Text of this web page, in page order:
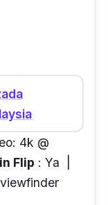
4k @
Flip : Ya |